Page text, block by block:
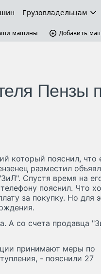
Грузовладельцам
машины Добавить
Пензы
который пояснил, что
разместил
Спустя время на
пояснил. Что
за покупку. Но для
А со счета продавца
принимают меры по
- пояснили 27